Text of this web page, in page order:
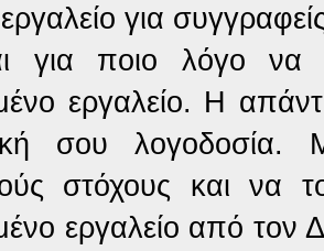
εργαλείο για
για ποιο λόγο να
εργαλείο. Η
σου λογοδοσία.
στόχους και να
εργαλείο από τον